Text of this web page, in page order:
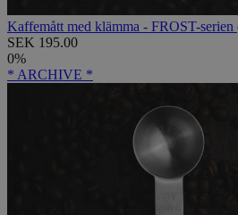
Kaffemått med klämma - FROST-serien
SEK 195.00
0%
* ARCHIVE *